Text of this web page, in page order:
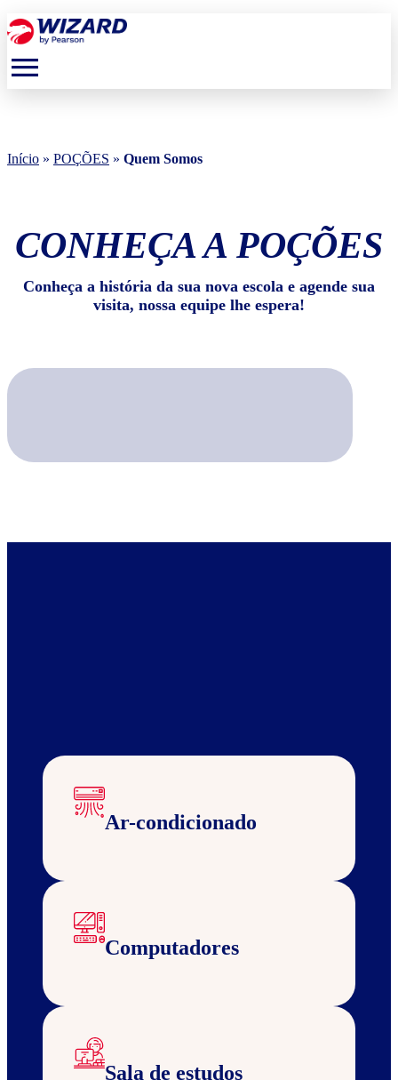
menu
Início » POÇÕES » Quem Somos
CONHEÇA A POÇÕES
Conheça a história da sua nova escola e agende sua
visita, nossa equipe lhe espera!
Ar-condicionado
Computadores
Sala de estudos